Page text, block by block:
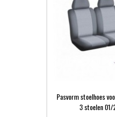
Pasvorm stoelhoes
3 stoelen 01/